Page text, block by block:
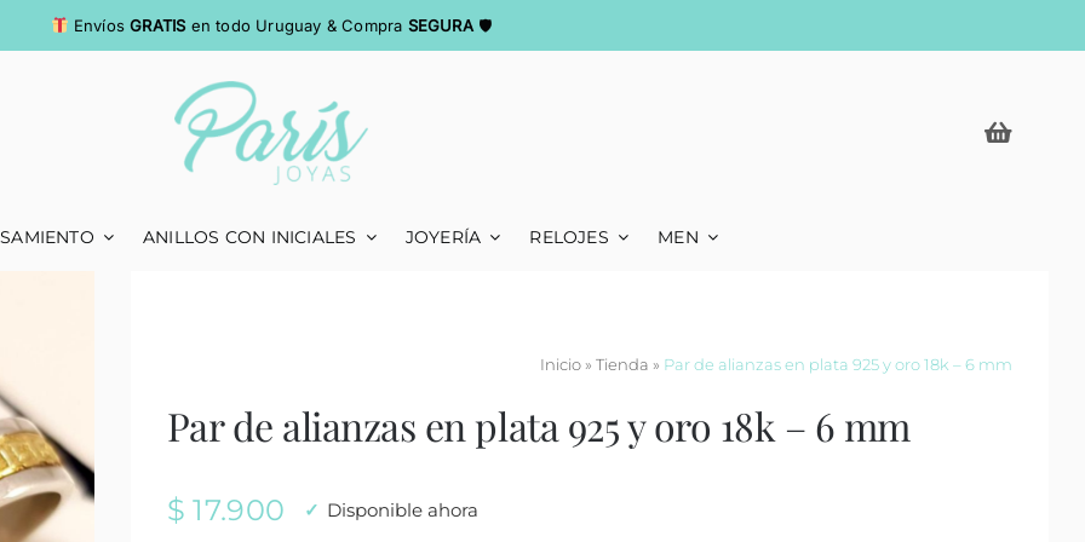
EnvíosGRATIS en todo Uruguay & Compra SEGURA🛡
ANILLOS CON INICIALES JOYERÍA RELOJES MEN
Inicio» Tienda » Par de alianzas en plata 925 y oro 18k – 6 mm
Par de alianzas en plata 925 y oro 18k – 6 mm
$ 17.900 Disponible ahora